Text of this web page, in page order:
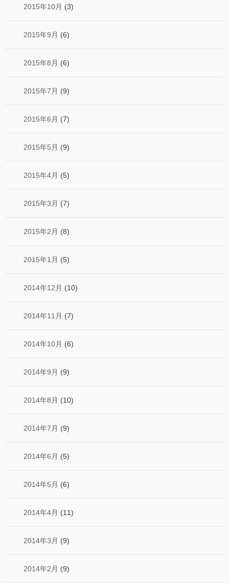
2015年10月 (3)
2015年9月 (6)
2015年8月 (6)
2015年7月 (9)
2015年6月 (7)
2015年5月 (9)
2015年4月 (5)
2015年3月 (7)
2015年2月 (8)
2015年1月 (5)
2014年12月 (10)
2014年11月 (7)
2014年10月 (6)
2014年9月 (9)
2014年8月 (10)
2014年7月 (9)
2014年6月 (5)
2014年5月 (6)
2014年4月 (11)
2014年3月 (9)
2014年2月 (9)